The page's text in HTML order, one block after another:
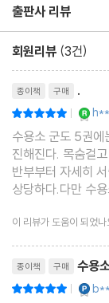
출판사 리뷰
회원리뷰 (3건)
종이책 구매 .
|
수용소 군도 5권에
진해진다. 목숨걸
반부부터 자세히
상당하다.다만 수
이 책 때문에 눈
이 리뷰가 도움이 되었
종이책 구매 수용
|